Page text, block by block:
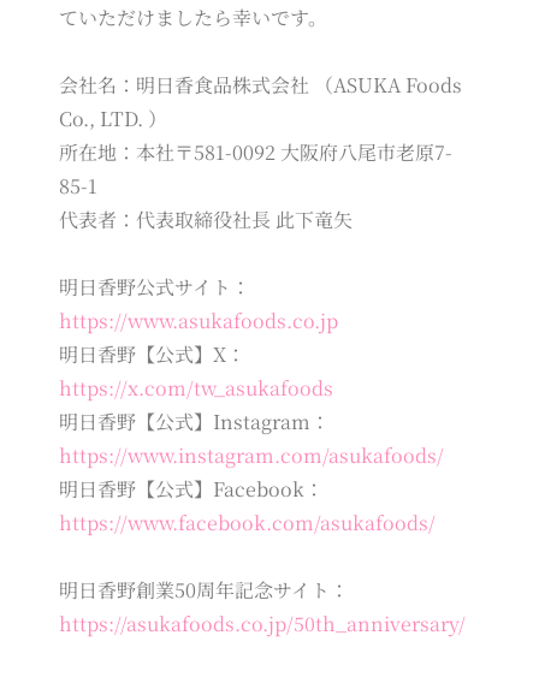
ていただけましたら幸いです。
会社名：明日香食品株式会社 （ASUKA Foods
Co., LTD. ）
所在地：本社〒581-0092 大阪府八尾市老原7-
85-1
代表者：代表取締役社長 此下竜矢
明日香野公式サイト：
https://www.asukafoods.co.jp
明日香野【公式】X：
https://x.com/tw_asukafoods
明日香野【公式】Instagram：
https://www.instagram.com/asukafoods/
明日香野【公式】Facebook：
https://www.facebook.com/asukafoods/
明日香野創業50周年記念サイト：
https://asukafoods.co.jp/50th_anniversary/